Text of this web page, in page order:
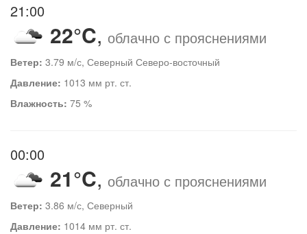
21:00
22°C, облачно с прояснениями
Ветер: 3.79 м/с, Северный Северо-восточный
Давление: 1013 мм рт. ст.
Влажность: 75 %
00:00
21°C, облачно с прояснениями
Ветер: 3.86 м/с, Северный
Давление: 1014 мм рт. ст.